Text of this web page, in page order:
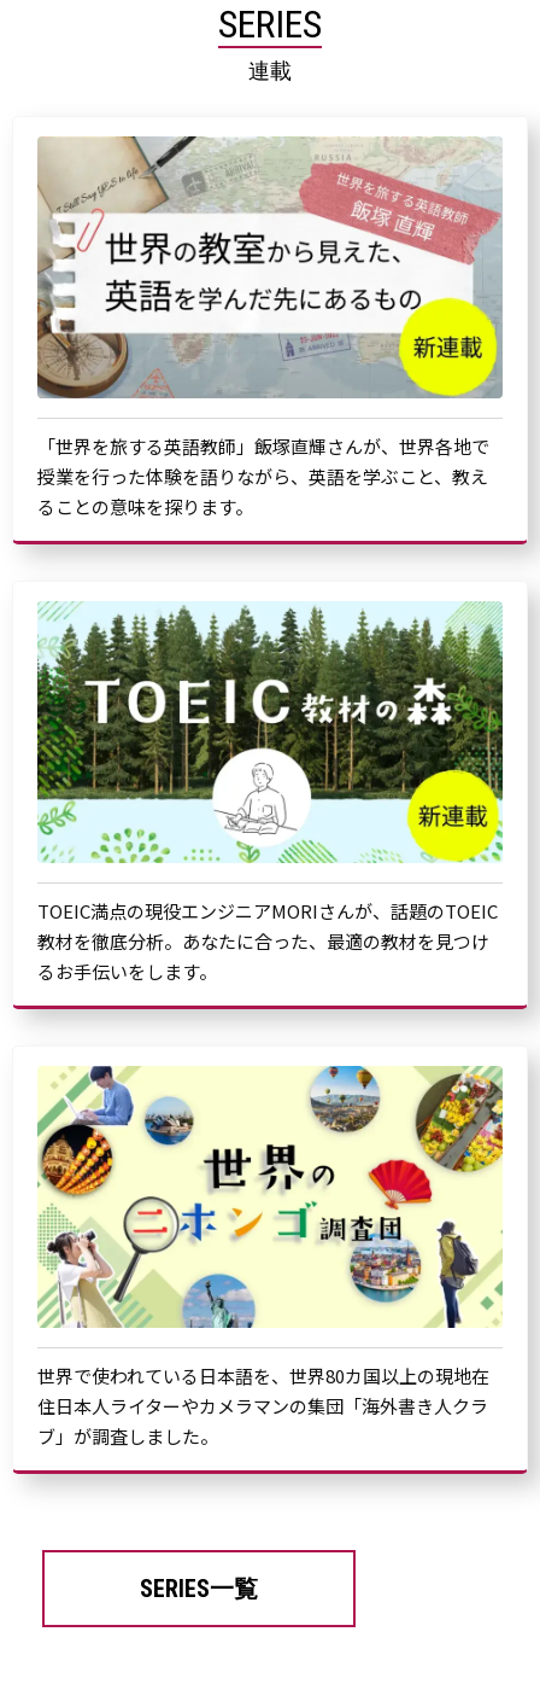
SERIES
連載
「世界を旅する英語教師」飯塚直輝さんが、世界各地で
授業を行った体験を語りながら、英語を学ぶこと、教え
ることの意味を探ります。
TOEIC満点の現役エンジニアMORIさんが、話題のTOEIC
教材を徹底分析。あなたに合った、最適の教材を見つけ
るお手伝いをします。
世界で使われている日本語を、世界80カ国以上の現地在
住日本人ライターやカメラマンの集団「海外書き人クラ
ブ」が調査しました。
SERIES一覧